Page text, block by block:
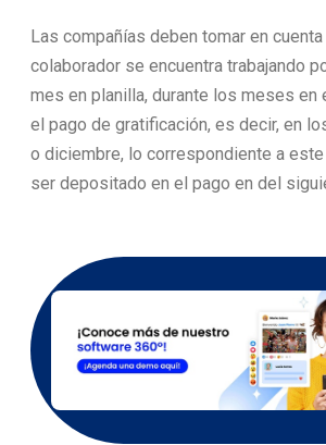
Las compañías deben tomar en cuenta
colaborador se encuentra trabajando
mes en planilla, durante los meses en
el pago de gratificación, es decir, en
o diciembre, lo correspondiente a
ser depositado en el pago en del